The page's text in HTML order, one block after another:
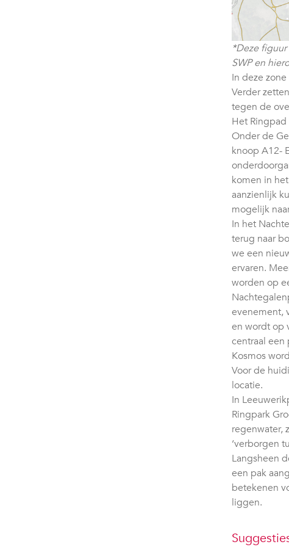
*Deze
SWP en
In deze
Verder
tegen de
Het
Onder de
knoop A12-
komen in
aanzienlijk
mogelijk
In het
terug naar
we een
ervaren.
worden op
evenement,
en wordt op
centraal een
Kosmos
Voor de
locatie.
In
Ringpark
regenwater,
‘verborgen
Langsheen
een pak
betekenen
liggen.